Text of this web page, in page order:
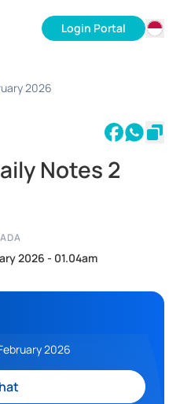
Login Portal
2026
Notes 2
2026 - 01.04am
2026